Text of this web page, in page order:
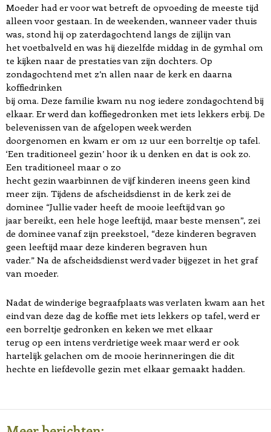
Moeder had er voor wat betreft de opvoeding de meeste tijd
alleen voor gestaan. In de weekenden, wanneer vader thuis
was, stond hij op zaterdagochtend langs de zijlijn van
het voetbalveld en was hij diezelfde middag in de gymhal om
te kijken naar de prestaties van zijn dochters. Op
zondagochtend met z’n allen naar de kerk en daarna
koffiedrinken
bij oma. Deze familie kwam nu nog iedere zondagochtend bij
elkaar. Er werd dan koffiegedronken met iets lekkers erbij. De
belevenissen van de afgelopen week werden
doorgenomen en kwam er om 12 uur een borreltje op tafel.
‘Een traditioneel gezin’ hoor ik u denken en dat is ook zo.
Een traditioneel maar o zo
hecht gezin waarbinnen de vijf kinderen ineens geen kind
meer zijn. Tijdens de afscheidsdienst in de kerk zei de
dominee “Jullie vader heeft de mooie leeftijd van 90
jaar bereikt, een hele hoge leeftijd, maar beste mensen”, zei
de dominee vanaf zijn preekstoel, “deze kinderen begraven
geen leeftijd maar deze kinderen begraven hun
vader.” Na de afscheidsdienst werd vader bijgezet in het graf
van moeder.
Nadat de winderige begraafplaats was verlaten kwam aan het
eind van deze dag de koffie met iets lekkers op tafel, werd er
een borreltje gedronken en keken we met elkaar
terug op een intens verdrietige week maar werd er ook
hartelijk gelachen om de mooie herinneringen die dit
hechte en liefdevolle gezin met elkaar gemaakt hadden.